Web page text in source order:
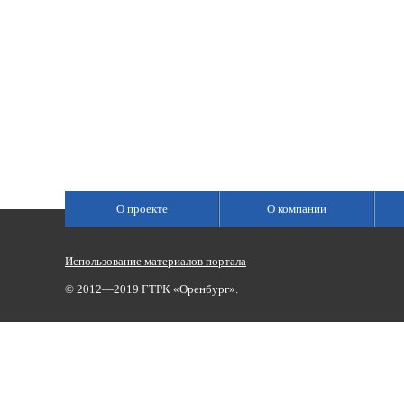
О проекте О компании
Использование материалов портала
© 2012—2019 ГТРК «Оренбург».
Сетевое издание «Государственный Интернет-Канал «Россия»